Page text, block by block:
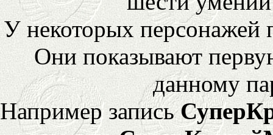
У некоторых персонажей
Они показывают
данному
Например запись